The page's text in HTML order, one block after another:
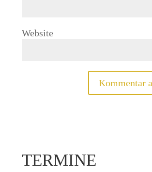
Website
TERMINE